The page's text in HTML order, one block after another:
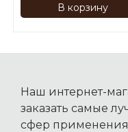
В корзину
Наш интернет-
заказать самые
сфер